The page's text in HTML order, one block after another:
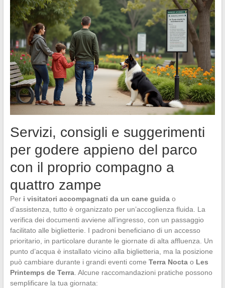
Servizi, consigli e suggerimenti
per godere appieno del parco
con il proprio compagno a
quattro zampe
Per i visitatori accompagnati da un cane guidao
d’assistenza, tutto è organizzato per un’accoglienza fluida. La
verifica dei documenti avviene all’ingresso, con un passaggio
facilitato alle biglietterie. I padroni beneficiano di un accesso
prioritario, in particolare durante le giornate di alta affluenza. Un
punto d’acqua è installato vicino alla biglietteria, ma la posizione
può cambiare durante i grandi eventi come Terra Noctao Les
Printemps de Terra. Alcune raccomandazioni pratiche possono
semplificare la tua giornata: